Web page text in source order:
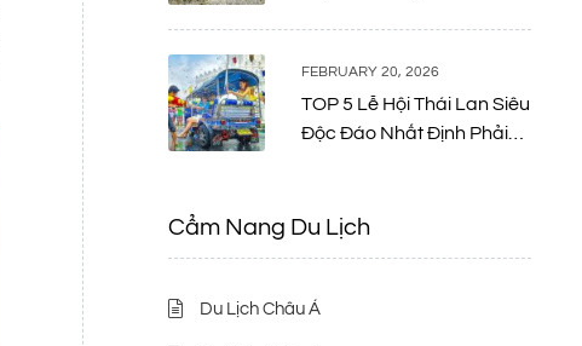
FEBRUARY 20, 2026
TOP 5 Lễ Hội Thái Lan Siêu
Độc Đáo Nhất Định Phải
Cẩm Nang Du Lịch
Du Lịch Châu Á